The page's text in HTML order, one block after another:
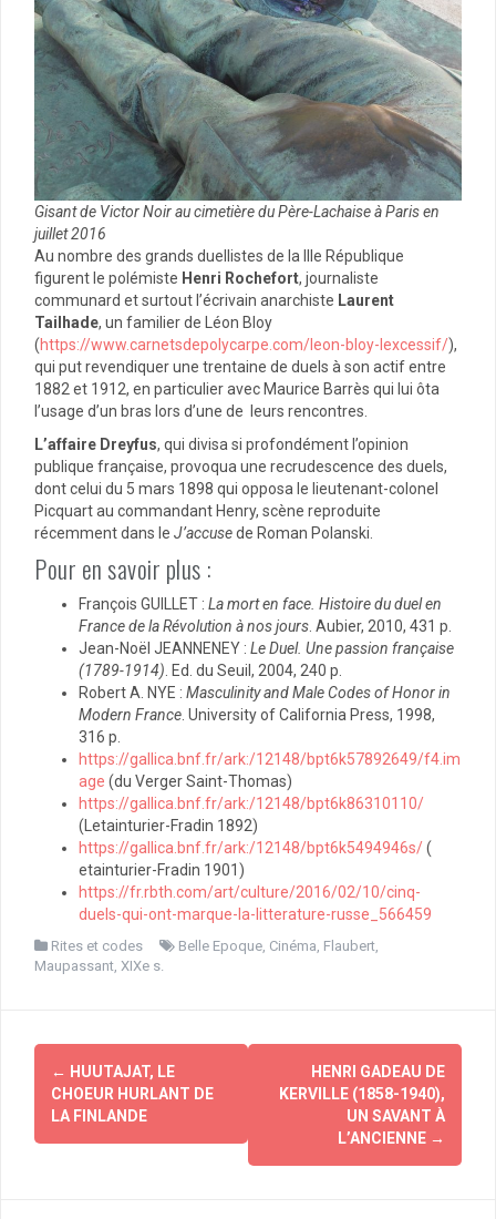
Gisant de Victor Noir au cimetière du Père-Lachaise à Paris en
juillet 2016
Au nombre des grands duellistes de la IIIe République
figurent le polémiste Henri Rochefort, journaliste
communard et surtout l’écrivain anarchiste Laurent
Tailhade, un familier de Léon Bloy
(https://www.carnetsdepolycarpe.com/leon-bloy-lexcessif/),
qui put revendiquer une trentaine de duels à son actif entre
1882 et 1912, en particulier avec Maurice Barrès qui lui ôta
l’usage d’un bras lors d’une de leurs rencontres.
L’affaire Dreyfus, qui divisa si profondément l’opinion
publique française, provoqua une recrudescence des duels,
dont celui du 5 mars 1898 qui opposa le lieutenant-colonel
Picquart au commandant Henry, scène reproduite
récemment dans le J’accusede Roman Polanski.
Pour en savoir plus :
François GUILLET : La mort en face. Histoire du duel en
France de la Révolution à nos jours. Aubier, 2010, 431 p.
Jean-Noël JEANNENEY : Le Duel. Une passion française
(1789-1914). Ed. du Seuil, 2004, 240 p.
Robert A. NYE : Masculinity and Male Codes of Honor in
Modern France. University of California Press, 1998,
316 p.
https://gallica.bnf.fr/ark:/12148/bpt6k57892649/f4.im
age (du Verger Saint-Thomas)
https://gallica.bnf.fr/ark:/12148/bpt6k86310110/
(Letainturier-Fradin 1892)
https://gallica.bnf.fr/ark:/12148/bpt6k5494946s/(
etainturier-Fradin 1901)
https://fr.rbth.com/art/culture/2016/02/10/cinq-
duels-qui-ont-marque-la-litterature-russe_566459
Rites et codes Belle Epoque, Cinéma, Flaubert,
Maupassant, XIXe s.
Navigation
d'article
← HUUTAJAT, LE
CHOEUR HURLANT DE
LA FINLANDE
HENRI GADEAU DE
KERVILLE (1858-1940),
UN SAVANT À
L’ANCIENNE →